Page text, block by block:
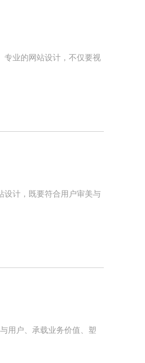
专业的网站设计，不仅要视
设计，既要符合用户审美与
用户、承载业务价值、塑